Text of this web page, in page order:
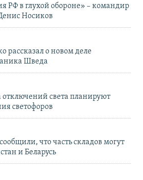
РФ в глухой обороне» – командир
Носиков
рассказал о новом деле
Шведа
отключений света планируют
светофоров
что часть складов могут
и Беларусь